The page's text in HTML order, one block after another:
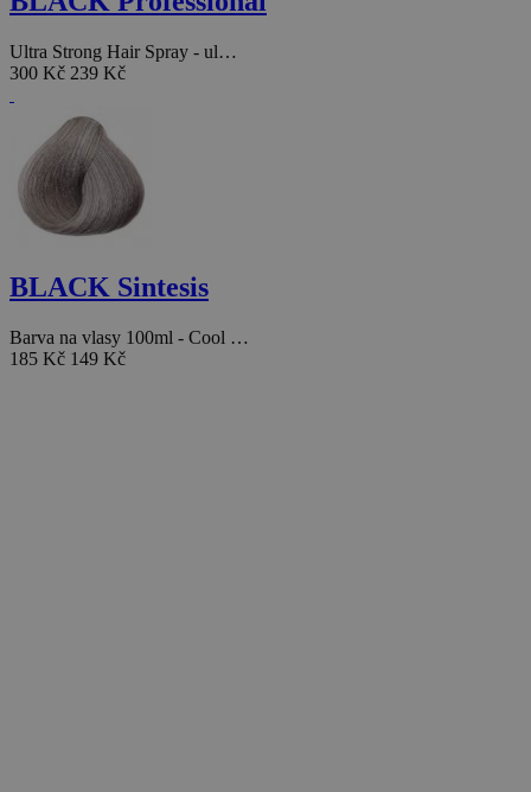
Ultra Strong Hair Spray - ul…
300 Kč 239 Kč
BLACK Sintesis
Barva na vlasy 100ml - Cool …
185 Kč 149 Kč